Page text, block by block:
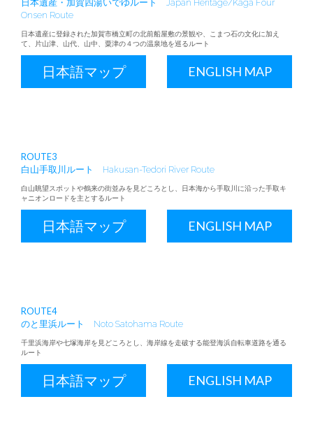
日本遺産・加賀四湯いでゆルート Japan Heritage/Kaga Four
Onsen Route
日本遺産に登録された加賀市橋立町の北前船屋敷の景観や、こまつ石の文化に加え
て、片山津、山代、山中、粟津の４つの温泉地を巡るルート
日本語マップ ENGLISH MAP
ROUTE3
白山手取川ルート Hakusan-Tedori River Route
白山眺望スポットや鶴来の街並みを見どころとし、日本海から手取川に沿った手取キ
ャニオンロードを主とするルート
日本語マップ ENGLISH MAP
ROUTE4
のと里浜ルート Noto Satohama Route
千里浜海岸や七塚海岸を見どころとし、海岸線を走破する能登海浜自転車道路を通る
ルート
日本語マップ ENGLISH MAP